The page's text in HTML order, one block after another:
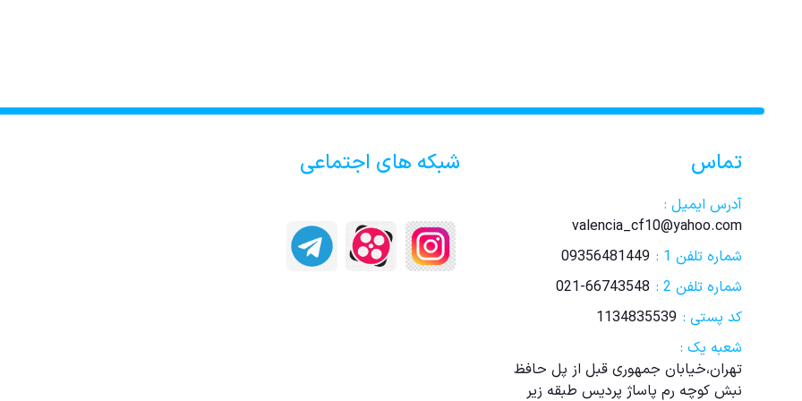
تماس
آدرس ایمیل :
valencia_cf10@yahoo.com
شماره تلفن 1 :
09356481449
شماره تلفن 2 :
021-66743548
کد پستی : 1134835539
شعبه یک :
تهران،خیابان جمهوری قبل از پل حافظ
نبش کوچه رم پاساژ پردیس طبقه زیر
شبکه های اجتماعی